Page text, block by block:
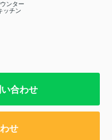
ンター
ッチン
合わせ
せ